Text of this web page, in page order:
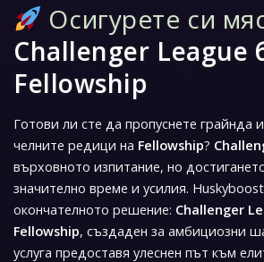
Осигурете си
Challenger League
Fellowship
Готови ли сте да пропуснете грайнда
челните редици на Fellowship?
върховното изпитание, но
значително време и усилия.
окончателното решение: Challenger
Fellowship, създаден за амбициозни
услуга предоставя улеснен път към